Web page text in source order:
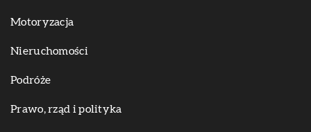
Motoryzacja
Nieruchomości
Podróże
Prawo, rząd i polityka